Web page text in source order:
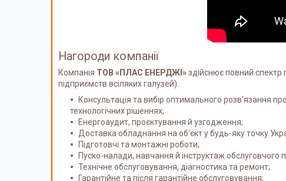
Нагороди компанії
Компанія ТОВ «ПЛАС ЕНЕРДЖІ»здійснює повний спектр
підприємств всіляких галузей):
Консультація та вибір оптимального розв'язання
технологічних рішеннях;
Енергоаудит, проєктування й узгодження;
Доставка обладнання на об'єкт у будь-яку точку
Підготовчі та монтажні роботи;
Пуско-налади, навчання й інструктаж обслуговчого
Технічне обслуговування, діагностика та ремонт;
Гарантійне та після гарантійне обслуговування;